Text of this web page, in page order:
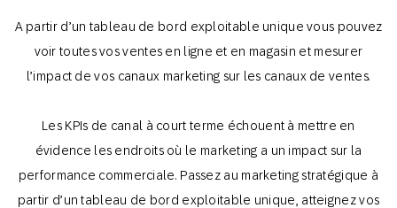
A partir d’un tableau de bord exploitable unique vous pouvez
voir toutes vos ventes en ligne et en magasin et mesurer
l’impact de vos canaux marketing sur les canaux de ventes.
Les KPIs de canal à court terme échouent à mettre en
évidence les endroits où le marketing a un impact sur la
performance commerciale. Passez au marketing stratégique à
partir d’un tableau de bord exploitable unique, atteignez vos